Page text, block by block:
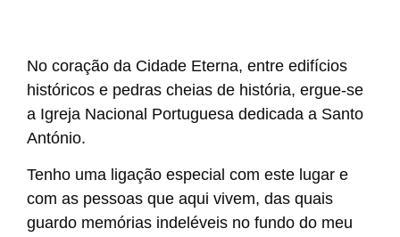
No coração da Cidade Eterna, entre edifícios
históricos e pedras cheias de história, ergue-se
a Igreja Nacional Portuguesa dedicada a Santo
António.
Tenho uma ligação especial com este lugar e
com as pessoas que aqui vivem, das quais
guardo memórias indeléveis no fundo do meu